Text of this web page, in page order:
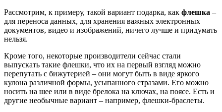
Рассмотрим, к примеру, такой вариант подарка, как флешка –
для переноса данных, для хранения важных электронных
документов, видео и изображений, ничего лучше и придумать
нельзя.
Кроме того, некоторые производители сейчас стали
выпускать такие флешки, что их на первый взгляд можно
перепутать с бижутерией – они могут быть в виде яркого
кулона различной формы, усыпанного стразами. Его можно
носить на шее или в виде брелока на ключах, на поясе. Есть и
другие необычные вариант – например, флешки-браслеты.